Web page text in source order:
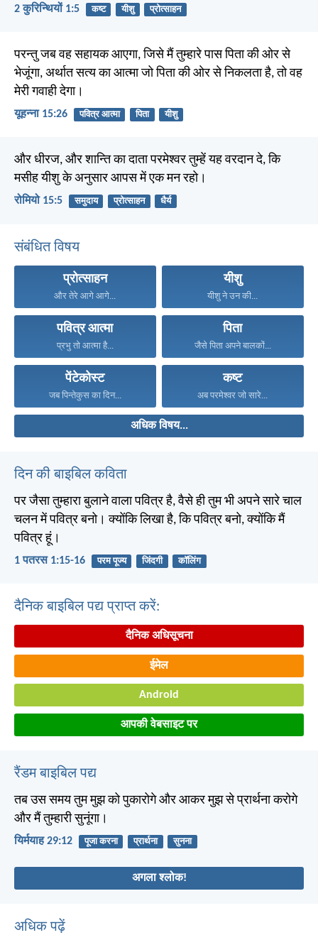
2 कुरिन्थियों 1:5 कष्ट यीशु प्रोत्साहन
परन्तु जब वह सहायक आएगा, जिसे मैं तुम्हारे पास पिता की ओर से
भेजूंगा, अर्थात सत्य का आत्मा जो पिता की ओर से निकलता है, तो वह
मेरी गवाही देगा।
यूहन्ना 15:26 पवित्र आत्मा पिता यीशु
और धीरज, और शान्ति का दाता परमेश्वर तुम्हें यह वरदान दे, कि
मसीह यीशु के अनुसार आपस में एक मन रहो।
रोमियो 15:5 समुदाय प्रोत्साहन धैर्य
संबंधित विषय
प्रोत्साहन
और तेरे आगे आगे...
यीशु
यीशु ने उन की...
पवित्र आत्मा
प्रभु तो आत्मा है...
पिता
जैसे पिता अपने बालकों...
पेंटेकोस्ट
जब पिन्तेकुस का दिन...
कष्ट
अब परमेश्वर जो सारे...
अधिक विषय...
दिन की बाइबिल कविता
पर जैसा तुम्हारा बुलाने वाला पवित्र है, वैसे ही तुम भी अपने सारे चाल
चलन में पवित्र बनो। क्योंकि लिखा है, कि पवित्र बनो, क्योंकि मैं
पवित्र हूं।
1 पतरस 1:15-16 परम पूज्य जिंदगी कॉलिंग
दैनिक बाइबिल पद्य प्राप्त करें:
दैनिक अधिसूचना
ईमेल
Android
आपकी वेबसाइट पर
रैंडम बाइबिल पद्य
तब उस समय तुम मुझ को पुकारोगे और आकर मुझ से प्रार्थना करोगे
और मैं तुम्हारी सुनूंगा।
यिर्मयाह 29:12 पूजा करना प्रार्थना सुनना
अगला श्लोक!
अधिक पढ़ें